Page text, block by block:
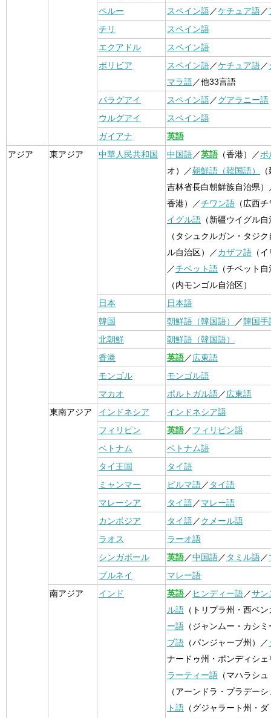
ペルー
スペイン語／ケチュア語／
チリ
スペイン語
エクアドル
スペイン語
ボリビア
スペイン語／ケチュア語／
マラ語／他33言語
パラグアイ
スペイン語／グアラニー語
ウルグアイ
スペイン語
ガイアナ
英語
アジア
東アジア 中華人民共和国 中国語／英語 （香港）／ポ
オ）／朝鮮語（韓国語）
吉林省長白朝鮮族自治県）
香港）／チワン語 （広西
イグル語 （新疆ウイグル
（タシュクルガン・タジ
ル自治区）／カザフ語 （
／チベット語 （チベット
（内モンゴル自治区）
日本
日本語
韓国
朝鮮語（韓国語） ／韓国手
北朝鮮
朝鮮語（韓国語）
香港
英語／広東語
モンゴル
モンゴル語
マカオ
ポルトガル語／広東語
東南アジア
インドネシア
インドネシア語
フィリピン
英語／フィリピン語
ベトナム
ベトナム語
タイ王国
タイ語
ミャンマー
ビルマ語／ タイ語
マレーシア
タイ語／マレー語
カンボジア
タイ語／クメール語
ラオス
ラーオ語
シンガポール
英語／中国語／ タミル語／
ブルネイ
マレー語
南アジア
インド 英語／ ヒンディー語／サン
ル語 （トリプラ州・西ベ
ー語 （ジャンムー・カシ
ブ語 （パンジャーブ州）／
ナードゥ州・ポンディシ
ラーティー語 （マハラシ
（アーンドラ・プラデー
ト語 （グジャラート州・